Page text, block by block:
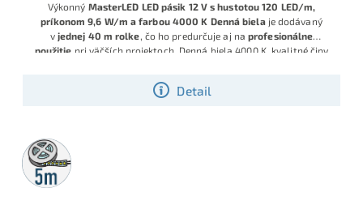
Detail
Výkonný MasterLED LED pásik 12 V s hustotou 120 LED/m,
príkonom 9,6 W/m a farbou 4000 K Denná bielaje dodávaný
v jednej 40 m rolke, čo ho predurčuje aj naprofesionálne
použitie pri väčších projektoch. Denná biela 4000 K, kvalitné čipy
interiérových priestorov s možnosťou stmievania.
5m
rolka